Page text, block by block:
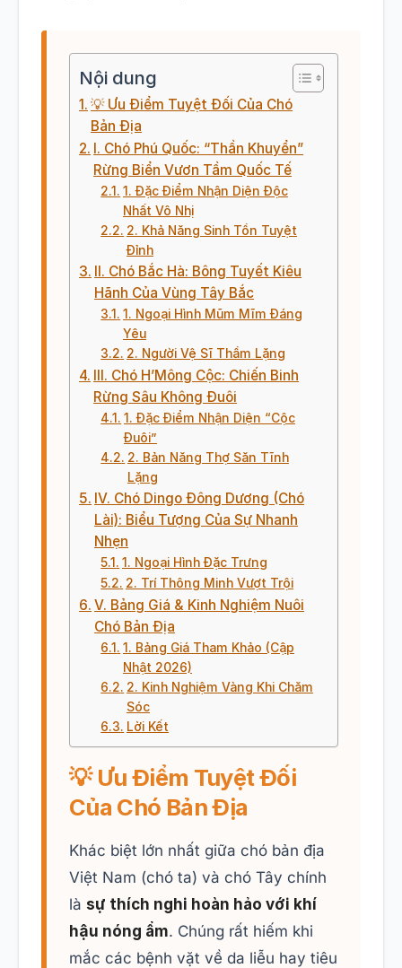
Nội dung
💡 Ưu Điểm Tuyệt Đối Của Chó
Bản Địa
I. Chó Phú Quốc: “Thần Khuyển”
Rừng Biển Vươn Tầm Quốc Tế
1. Đặc Điểm Nhận Diện Độc
Nhất Vô Nhị
2. Khả Năng Sinh Tồn Tuyệt
Đỉnh
II. Chó Bắc Hà: Bông Tuyết Kiêu
Hãnh Của Vùng Tây Bắc
1. Ngoại Hình Mũm Mĩm Đáng
Yêu
2. Người Vệ Sĩ Thầm Lặng
III. Chó H’Mông Cộc: Chiến Binh
Rừng Sâu Không Đuôi
1. Đặc Điểm Nhận Diện “Cộc
Đuôi”
2. Bản Năng Thợ Săn Tĩnh
Lặng
IV. Chó Dingo Đông Dương (Chó
Lài): Biểu Tượng Của Sự Nhanh
Nhẹn
1. Ngoại Hình Đặc Trưng
2. Trí Thông Minh Vượt Trội
V. Bảng Giá & Kinh Nghiệm Nuôi
Chó Bản Địa
1. Bảng Giá Tham Khảo (Cập
Nhật 2026)
2. Kinh Nghiệm Vàng Khi Chăm
Sóc
Lời Kết
💡 Ưu Điểm Tuyệt Đối
Của Chó Bản Địa
Khác biệt lớn nhất giữa chó bản địa
Việt Nam (chó ta) và chó Tây chính
là sự thích nghi hoàn hảo với khí
hậu nóng ẩm. Chúng rất hiếm khi
mắc các bệnh vặt về da liễu hay tiêu